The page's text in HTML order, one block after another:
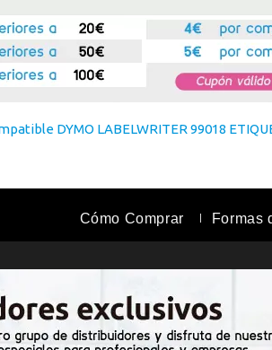
DYMO LABELWRITER 99018
Cómo Comprar Formas